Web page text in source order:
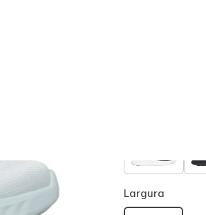
Largura